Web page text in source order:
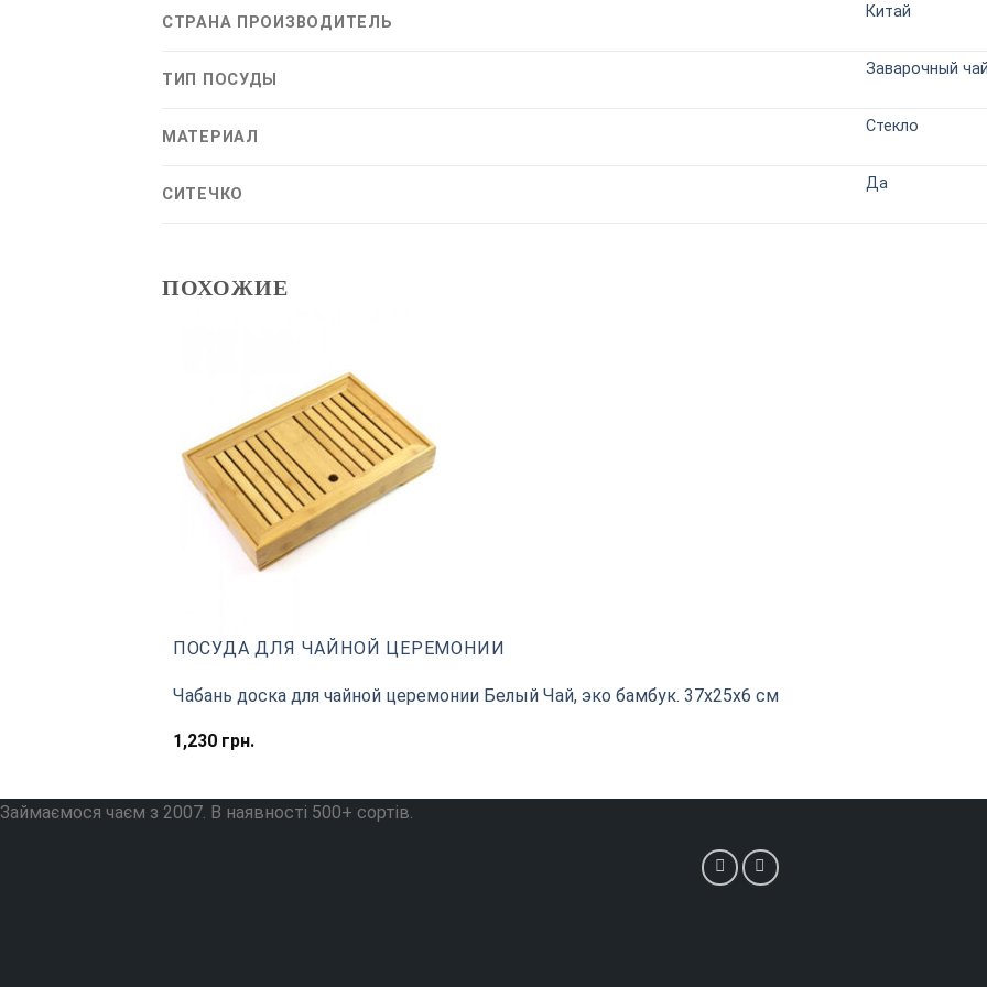
СТРАНА ПРОИЗВОДИТЕЛЬ
Китай
ТИП ПОСУДЫ
Заварочный
МАТЕРИАЛ
Стекло
СИТЕЧКО
Да
ПОХОЖИЕ
ПОСУДА ДЛЯ ЧАЙНОЙ ЦЕРЕМОНИИ
Чабань доска для чайной церемонии Белый Чай, эко бамбук. 37х25х6 см
1,230грн.
Займаємося чаєм з 2007. В наявності 500+ сортів.